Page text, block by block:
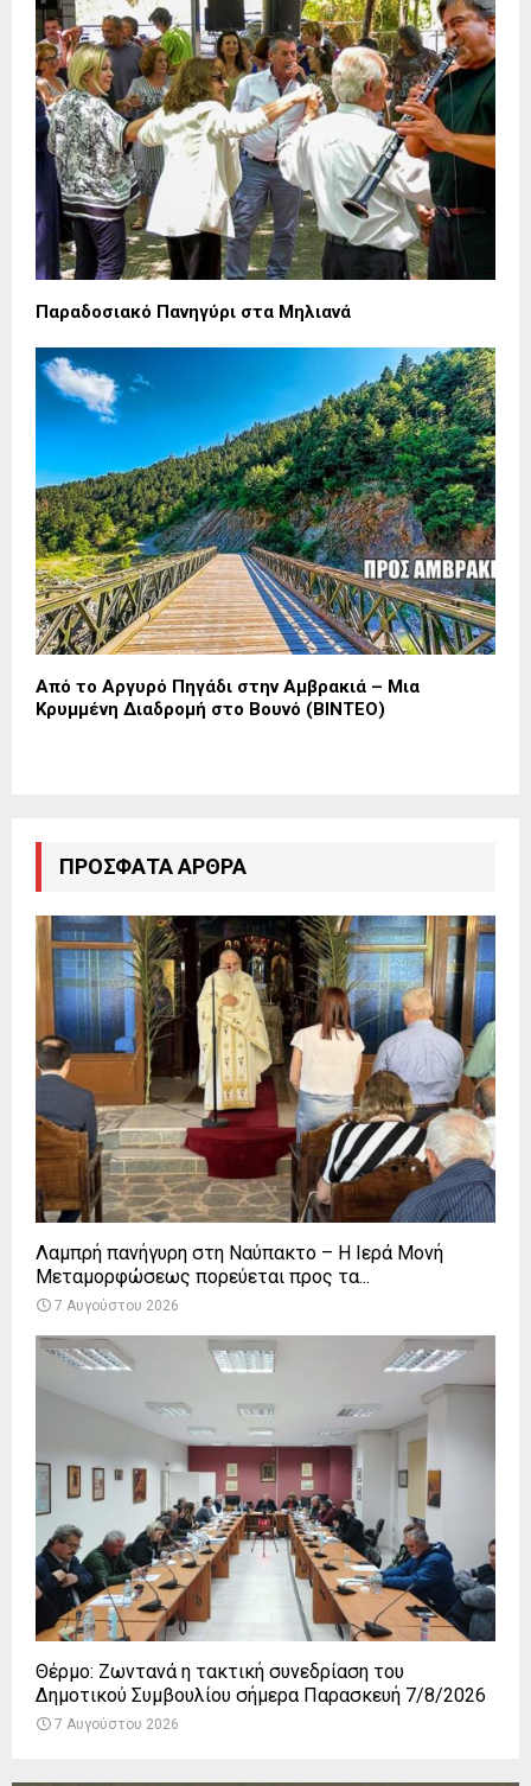
Παραδοσιακό Πανηγύρι στα Μηλιανά
Από το Αργυρό Πηγάδι στην Αμβρακιά – Μια
Κρυμμένη Διαδρομή στο Βουνό (ΒΙΝΤΕΟ)
ΠΡΌΣΦΑΤΑ ΆΡΘΡΑ
Λαμπρή πανήγυρη στη Ναύπακτο – Η Ιερά Μονή
Μεταμορφώσεως πορεύεται προς τα...
7 Αυγούστου 2026
Θέρμο: Ζωντανά η τακτική συνεδρίαση του
Δημοτικού Συμβουλίου σήμερα Παρασκευή 7/8/2026
7 Αυγούστου 2026